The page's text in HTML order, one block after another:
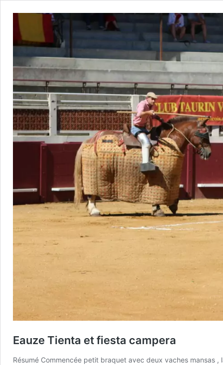
Eauze Tienta et fiesta campera
Résumé Commencée petit braquet avec deux vaches mansas